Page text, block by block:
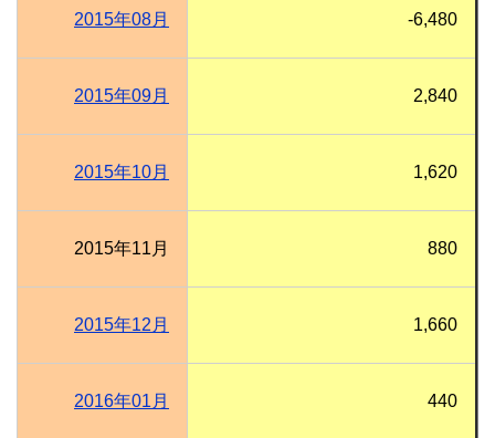
2015年08月 -6,480
2015年09月 2,840
2015年10月 1,620
2015年11月 880
2015年12月 1,660
2016年01月 440